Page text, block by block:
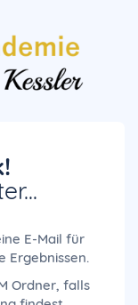
E-Mail für
Ergebnissen.
Ordner, falls